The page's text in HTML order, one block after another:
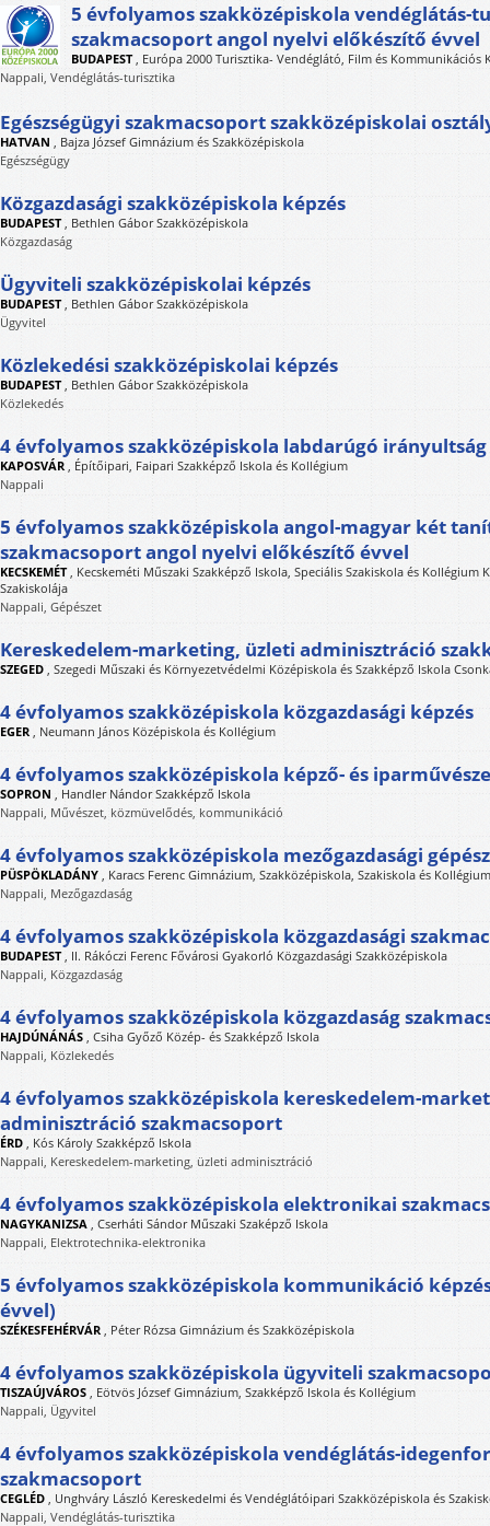
5 évfolyamos szakközépiskola vendéglátás-
szakmacsoport angol nyelvi előkészítő évvel
BUDAPEST, Európa 2000 Turisztika- Vendéglátó, Film és Kommunikációs
Nappali, Vendéglátás-turisztika
Egészségügyi szakmacsoport szakközépiskolai
HATVAN , Bajza József Gimnázium és Szakközépiskola
Egészségügy
Közgazdasági szakközépiskola képzés
BUDAPEST, Bethlen Gábor Szakközépiskola
Közgazdaság
Ügyviteli szakközépiskolai képzés
BUDAPEST, Bethlen Gábor Szakközépiskola
Ügyvitel
Közlekedési szakközépiskolai képzés
BUDAPEST, Bethlen Gábor Szakközépiskola
Közlekedés
4 évfolyamos szakközépiskola labdarúgó irányultság
KAPOSVÁR, Építőipari, Faipari Szakképző Iskola és Kollégium
Nappali
5 évfolyamos szakközépiskola angol-magyar két
szakmacsoport angol nyelvi előkészítő évvel
KECSKEMÉT, Kecskeméti Műszaki Szakképző Iskola, Speciális Szakiskola és Kollégium
Szakiskolája
Nappali, Gépészet
Kereskedelem-marketing, üzleti adminisztráció
SZEGED , Szegedi Műszaki és Környezetvédelmi Középiskola és Szakképző Iskola
4 évfolyamos szakközépiskola közgazdasági képzés
EGER , Neumann János Középiskola és Kollégium
4 évfolyamos szakközépiskola képző- és
SOPRON , Handler Nándor Szakképző Iskola
Nappali, Művészet, közmüvelődés, kommunikáció
4 évfolyamos szakközépiskola mezőgazdasági
PÜSPÖKLADÁNY , Karacs Ferenc Gimnázium, Szakközépiskola, Szakiskola és Kollégium
Nappali, Mezőgazdaság
4 évfolyamos szakközépiskola közgazdasági
BUDAPEST, II. Rákóczi Ferenc Fővárosi Gyakorló Közgazdasági Szakközépiskola
Nappali, Közgazdaság
4 évfolyamos szakközépiskola közgazdaság
HAJDÚNÁNÁS , Csiha Győző Közép- és Szakképző Iskola
Nappali, Közlekedés
4 évfolyamos szakközépiskola kereskedelem-
adminisztráció szakmacsoport
ÉRD , Kós Károly Szakképző Iskola
Nappali, Kereskedelem-marketing, üzleti adminisztráció
4 évfolyamos szakközépiskola elektronikai
NAGYKANIZSA , Cserháti Sándor Műszaki Szaképző Iskola
Nappali, Elektrotechnika-elektronika
5 évfolyamos szakközépiskola kommunikáció
évvel)
SZÉKESFEHÉRVÁR , Péter Rózsa Gimnázium és Szakközépiskola
4 évfolyamos szakközépiskola ügyviteli
TISZAÚJVÁROS , Eötvös József Gimnázium, Szakképző Iskola és Kollégium
Nappali, Ügyvitel
4 évfolyamos szakközépiskola vendéglátás-
szakmacsoport
CEGLÉD , Unghváry László Kereskedelmi és Vendéglátóipari Szakközépiskola és
Nappali, Vendéglátás-turisztika